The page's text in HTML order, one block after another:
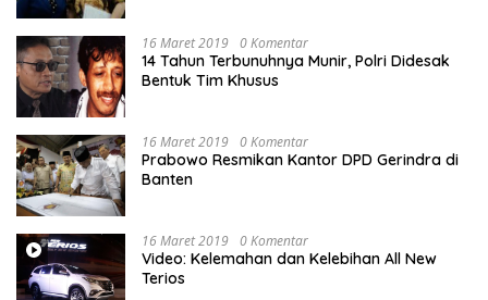
16 Maret 2019 0 Komentar
14 Tahun Terbunuhnya Munir, Polri Didesak
Bentuk Tim Khusus
16 Maret 2019 0 Komentar
Prabowo Resmikan Kantor DPD Gerindra di
Banten
16 Maret 2019 0 Komentar
Video: Kelemahan dan Kelebihan All New
Terios